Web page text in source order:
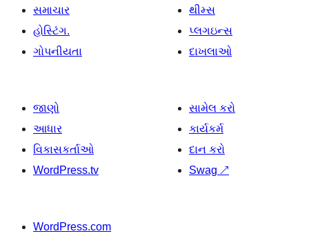
સમાચાર
હોસ્ટિંગ.
ગોપનીયતા
થીમ્સ
પ્લગઇન્સ
દાખલાઓ
જાણો
આધાર
વિકાસકર્તાઓ
WordPress.tv
સામેલ કરો
કાર્યકર્મ
દાન કરો
Swag ↗
WordPress.com